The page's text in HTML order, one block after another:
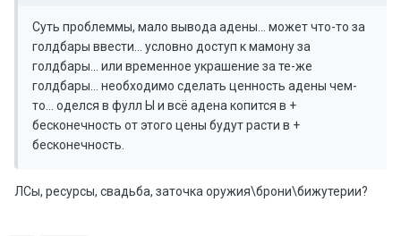
Суть проблеммы, мало вывода адены... может что-то за
голдбары ввести... условно доступ к мамону за
голдбары... или временное украшение за те-же
голдбары... необходимо сделать ценность адены чем-
то... оделся в фулл Ы и всё адена копится в +
бесконечность от этого цены будут расти в +
бесконечность.
ЛСы, ресурсы, свадьба, заточка оружия\брони\бижутерии?